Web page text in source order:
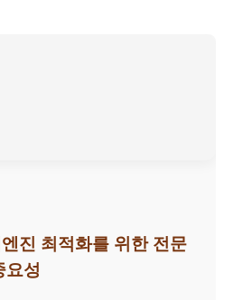
진 최적화를 위한 전문
요성